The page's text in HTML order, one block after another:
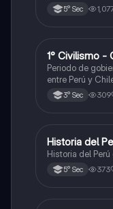
5° Sec
Ciencias Sociales
1° Civilismo -
Periodo de
entre Perú y
3° Sec 309
Ciencias Sociales
Historia del
Historia del
5° Sec 373